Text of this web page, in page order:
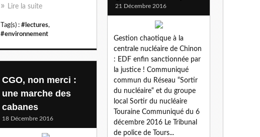
Lire la suite
Tag(s) : #lectures,
#environnement
21 Décembre 2016
Gestion chaotique à la
centrale nucléaire de Chinon
: EDF enfin sanctionnée par
la justice ! Communiqué
commun du Réseau “Sortir
du nucléaire“ et du groupe
local Sortir du nucléaire
Touraine Communiqué du 6
décembre 2016 Le Tribunal
de police de Tours...
CGO, non merci :
une marche des
cabanes
18 Décembre 2016